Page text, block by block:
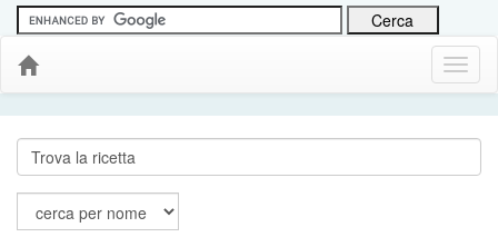
Menu
Down
Cerca